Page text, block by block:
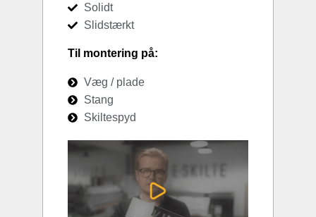
Solidt
Slidstærkt
Til montering på:
Væg / plade
Stang
Skiltespyd